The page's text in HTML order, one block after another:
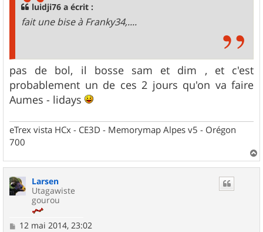
luidji76 a écrit :
fait une bise à Franky34,....
pas de bol, il bosse sam et dim , et c'est
probablement un de ces 2 jours qu'on va faire
Aumes - lidays
eTrex vista HCx - CE3D - Memorymap Alpes v5 - Orégon
700
a
Larsen
Utagawiste
gourou
M12 mai 2014, 23:02